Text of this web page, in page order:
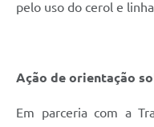
pelo uso do cerol e
Ação de orientação
Em parceria com a